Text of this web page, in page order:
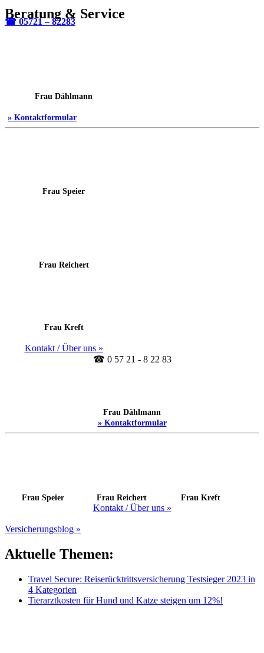
Beratung & Service
☎ 05721 – 82283
Frau Dählmann
» Kontaktformular
Frau Speier
Frau Reichert
Frau Kreft
Kontakt / Über uns »
☎ 0 57 21 - 8 22 83
Frau Dählmann
» Kontaktformular
Frau Speier Frau Reichert Frau Kreft
Kontakt / Über uns »
Versicherungsblog »
Aktuelle Themen:
Travel Secure: Reiserücktrittsversicherung Testsieger 2023 in
4 Kategorien
Tierarztkosten für Hund und Katze steigen um 12%!